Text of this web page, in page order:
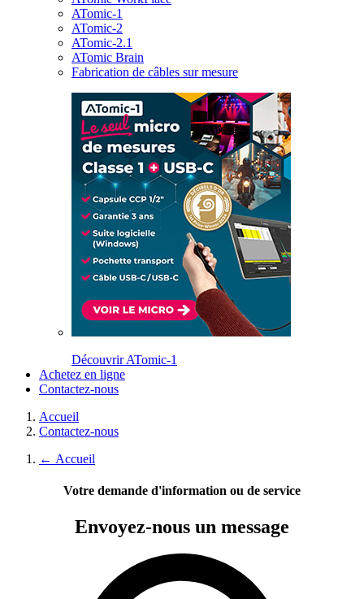
ATomic-1
ATomic-2
ATomic-2.1
ATomic Brain
Fabrication de câbles sur mesure
Découvrir ATomic-1
Achetez en ligne
Contactez-nous
Accueil
Contactez-nous
← Accueil
Votre demande d'information ou de service
Envoyez-nous un message